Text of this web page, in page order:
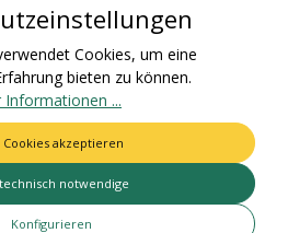
Vorteile
Cookies, um eine
bieten zu können.
Informationen ...
notwendige
Konfigurieren
Cookies akzeptieren